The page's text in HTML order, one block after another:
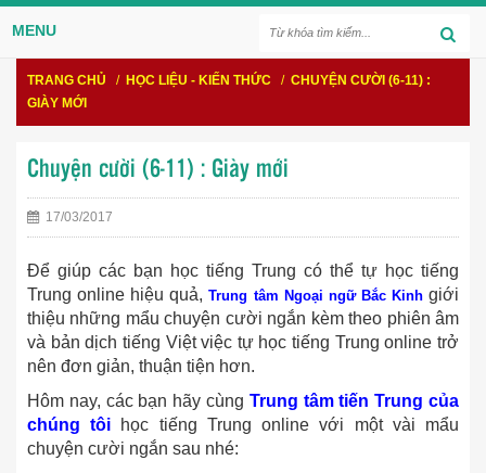
MENU
TRANG CHỦ / HỌC LIỆU - KIẾN THỨC / CHUYỆN CƯỜI (6-11) :
GIÀY MỚI
Chuyện cười (6-11) : Giày mới
17/03/2017
Để giúp các bạn học tiếng Trung có thể tự học tiếng
Trung online hiệu quả,Trung tâm Ngoại ngữ Bắc Kinhgiới
thiệu những mẩu chuyện cười ngắn kèm theo phiên âm
và bản dịch tiếng Việt việc tự học tiếng Trung online trở
nên đơn giản, thuận tiện hơn.
Hôm nay, các bạn hãy cùng Trung tâm tiến Trung của
chúng tôi học tiếng Trung online với một vài mẩu
chuyện cười ngắn sau nhé: